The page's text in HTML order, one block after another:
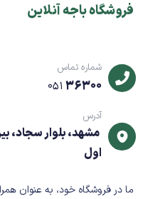
فروشگاه باجه آنلاین
شماره تماس
051 36300
آدرس
اول
ما در فروشگاه خود، به عنوان